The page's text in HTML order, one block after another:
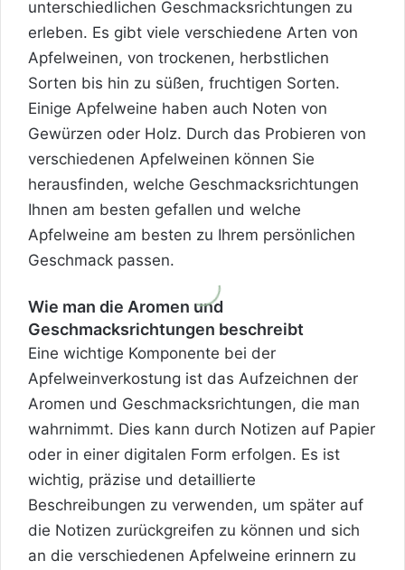
unterschiedlichen Geschmacksrichtungen zu
erleben. Es gibt viele verschiedene Arten von
Apfelweinen, von trockenen, herbstlichen
Sorten bis hin zu süßen, fruchtigen Sorten.
Einige Apfelweine haben auch Noten von
Gewürzen oder Holz. Durch das Probieren von
verschiedenen Apfelweinen können Sie
herausfinden, welche Geschmacksrichtungen
Ihnen am besten gefallen und welche
Apfelweine am besten zu Ihrem persönlichen
Geschmack passen.
Wie man die Aromen und
Geschmacksrichtungen beschreibt
Eine wichtige Komponente bei der
Apfelweinverkostung ist das Aufzeichnen der
Aromen und Geschmacksrichtungen, die man
wahrnimmt. Dies kann durch Notizen auf Papier
oder in einer digitalen Form erfolgen. Es ist
wichtig, präzise und detaillierte
Beschreibungen zu verwenden, um später auf
die Notizen zurückgreifen zu können und sich
an die verschiedenen Apfelweine erinnern zu